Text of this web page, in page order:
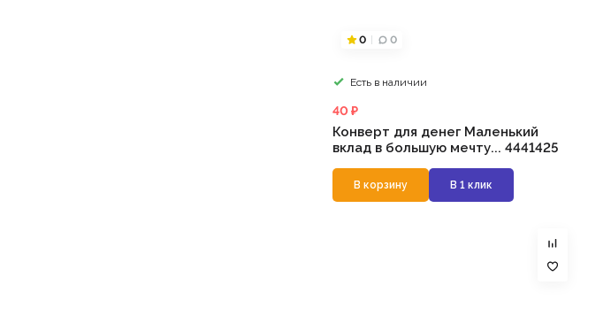
0 0
Есть в наличии
40 ₽
Конверт для денег Маленький
вклад в большую мечту... 4441425
В корзину В 1 клик